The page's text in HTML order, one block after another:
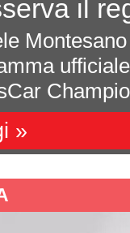
il
»